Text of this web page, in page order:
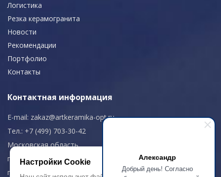
Александр
Добрый день! Согласно
Логистика
Резка керамогранита
Новости
Рекомендации
Портфолио
Контакты
Контактная информация
E-mail: zakaz@artkeramika-opt.ru
Тел.: +7 (499) 703-30-42
Московская область,
г. Красногорск
пн-чт: 09.00-18.00
Настройки Cookie